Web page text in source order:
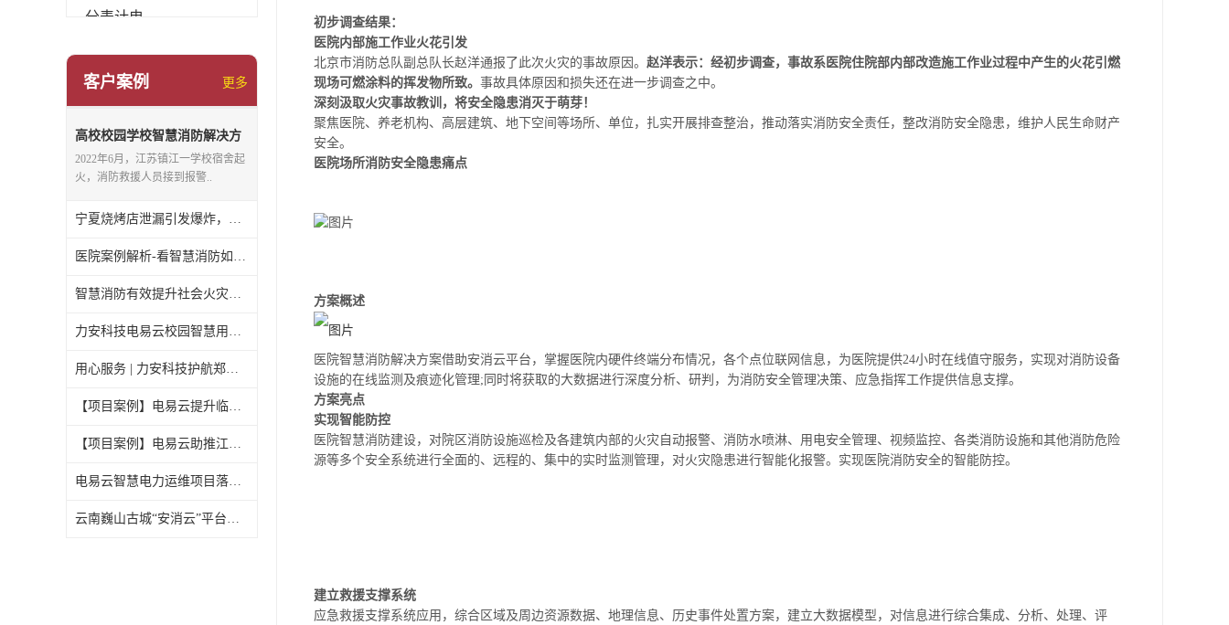
分表计电
环保用电监管系统
客户案例 更多
高校校园学校智慧消防解决方
案-构筑校园内的消防“防火墙”
2022年6月，江苏镇江一学校宿舍起
火，消防救援人员接到报警..
宁夏烧烤店泄漏引发爆炸，看智慧消防系统中可燃气体泄漏如何防？
医院案例解析-看智慧消防如何预防医院火灾？
智慧消防有效提升社会火灾防控能力，安消云邀您携手共建数字消防
力安科技电易云校园智慧用电解决方案，撑起校园用电“安全伞”
用心服务 | 力安科技护航郑州大学电气安全项目稳定运行
【项目案例】电易云提升临汾市隧道管廊智慧配电系统项目
【项目案例】电易云助推江苏昆山市夏驾河小学智慧电力物联网建设
电易云智慧电力运维项目落地北京西罗园社区医院，改造医院智能化升级！
云南巍山古城“安消云”平台上线啦！
初步调查结果：
医院内部施工作业火花引发
北京市消防总队副总队长赵洋通报了此次火灾的事故原因。 赵洋表示：经初步调查，事故系医院住院部内部改造施工作业过程中产生的火花引燃
现场可燃涂料的挥发物所致。 事故具体原因和损失还在进一步调查之中。
深刻汲取火灾事故教训，将安全隐患消灭于萌芽！
聚焦医院、养老机构、高层建筑、地下空间等场所、单位，扎实开展排查整治，推动落实消防安全责任，整改消防安全隐患，维护人民生命财产
安全。
医院场所消防安全隐患痛点
方案概述
医院智慧消防解决方案借助安消云平台，掌握医院内硬件终端分布情况，各个点位联网信息，为医院提供24小时在线值守服务，实现对消防设备
设施的在线监测及痕迹化管理;同时将获取的大数据进行深度分析、研判，为消防安全管理决策、应急指挥工作提供信息支撑。
方案亮点
实现智能防控
医院智慧消防建设，对院区消防设施巡检及各建筑内部的火灾自动报警、消防水喷淋、用电安全管理、视频监控、各类消防设施和其他消防危险
源等多个安全系统进行全面的、远程的、集中的实时监测管理，对火灾隐患进行智能化报警。实现医院消防安全的智能防控。
建立救援支撑系统
应急救援支撑系统应用，综合区域及周边资源数据、地理信息、历史事件处置方案，建立大数据模型，对信息进行综合集成、分析、处理、评